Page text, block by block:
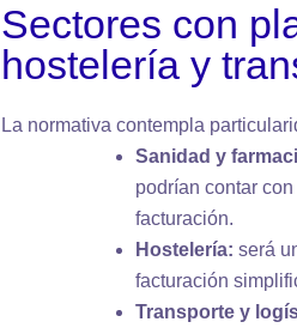
Sectores con
hostelería y
La normativa contempla
Sanidad y
podrían contar
facturación.
Hostelería: será
facturación
Transporte y